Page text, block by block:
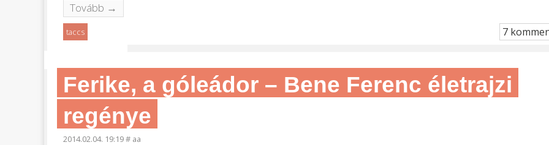
Tovább →
taccs 7
Ferike, a góleádor – Bene Ferenc életrajzi
regénye
2014.02.04. 19:19# aa